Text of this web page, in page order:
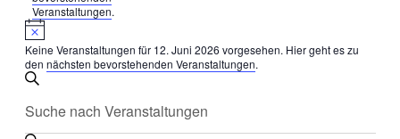
Veranstaltungen.
Hinweis
Keine Veranstaltungen für 12. Juni 2026 vorgesehen. Hier geht es zu
den nächsten bevorstehenden Veranstaltungen.
Veranstaltungen
Suche
und
Schlüsselwort